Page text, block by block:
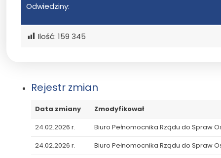
Odwiedziny:
Ilość: 159 345
Rejestr zmian
Data zmiany
Zmodyfikował
24.02.2026 r.
Biuro Pełnomocnika Rządu do Spraw
24.02.2026 r.
Biuro Pełnomocnika Rządu do Spraw